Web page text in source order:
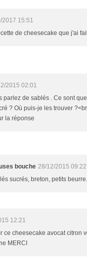
2017 15:51
de cheesecake que j'ai
2015 02:01
parlez de sablés . Ce sont
? Où puis-je les trouver
la réponse
bouche 28/12/2015 09:22
sucrés, breton, petits
12:21
ce cheesecake avocat citron
MERCI